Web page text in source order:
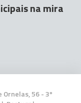
na mira
Ornelas, 56 - 3º